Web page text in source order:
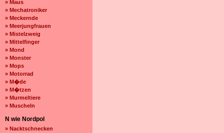
» Maus
» Mechatroniker
» Meckernde
» Meerjungfrauen
» Mistelzweig
» Mittelfinger
» Mond
» Monster
» Mops
» Motorrad
» M�de
» M�tzen
» Murmeltiere
» Muscheln
N wie Nordpol
» Nacktschnecken